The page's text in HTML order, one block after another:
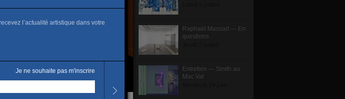
Lundi 6 juillet
Raphaël Massart — En
questions
Jeudi 2 juillet
Entretien — Smith au
Mac Val
Vendredi 19 juin